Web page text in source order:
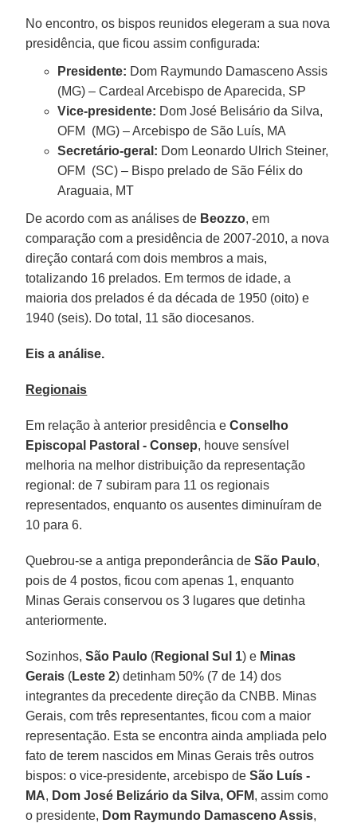
No encontro, os bispos reunidos elegeram a sua nova
presidência, que ficou assim configurada:
Presidente: Dom Raymundo Damasceno Assis
(MG) – Cardeal Arcebispo de Aparecida, SP
Vice-presidente: Dom José Belisário da Silva,
OFM (MG) – Arcebispo de São Luís, MA
Secretário-geral: Dom Leonardo Ulrich Steiner,
OFM (SC) – Bispo prelado de São Félix do
Araguaia, MT
De acordo com as análises de Beozzo, em
comparação com a presidência de 2007-2010, a nova
direção contará com dois membros a mais,
totalizando 16 prelados. Em termos de idade, a
maioria dos prelados é da década de 1950 (oito) e
1940 (seis). Do total, 11 são diocesanos.
Eis a análise.
Regionais
Em relação à anterior presidência eConselho
Episcopal Pastoral - Consep, houve sensível
melhoria na melhor distribuição da representação
regional: de 7 subiram para 11 os regionais
representados, enquanto os ausentes diminuíram de
10 para 6.
Quebrou-se a antiga preponderância deSão Paulo,
pois de 4 postos, ficou com apenas 1, enquanto
Minas Gerais conservou os 3 lugares que detinha
anteriormente.
Sozinhos,São Paulo (Regional Sul 1) e Minas
Gerais (Leste 2) detinham 50% (7 de 14) dos
integrantes da precedente direção da CNBB. Minas
Gerais, com três representantes, ficou com a maior
representação. Esta se encontra ainda ampliada pelo
fato de terem nascidos em Minas Gerais três outros
bispos: o vice-presidente, arcebispo deSão Luís -
MA, Dom José Belizário da Silva, OFM, assim como
o presidente, Dom Raymundo Damasceno Assis,